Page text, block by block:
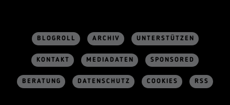
BLOGROLL ARCHIV UNTERSTÜTZEN
KONTAKT MEDIADATEN SPONSORED
BERATUNG DATENSCHUTZ COOKIES RSS